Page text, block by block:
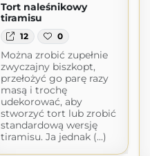
Tort naleśnikowy
tiramisu
12 0
Można zrobić zupełnie
zwyczajny biszkopt,
przełożyć go parę razy
masą i trochę
udekorować, aby
stworzyć tort lub zrobić
standardową wersję
tiramisu. Ja jednak (...)